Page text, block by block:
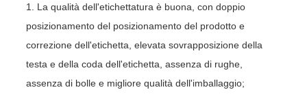
1. La qualità dell'etichettatura è buona, con doppio
posizionamento del posizionamento del prodotto e
correzione dell'etichetta, elevata sovrapposizione della
testa e della coda dell'etichetta, assenza di rughe,
assenza di bolle e migliore qualità dell'imballaggio;